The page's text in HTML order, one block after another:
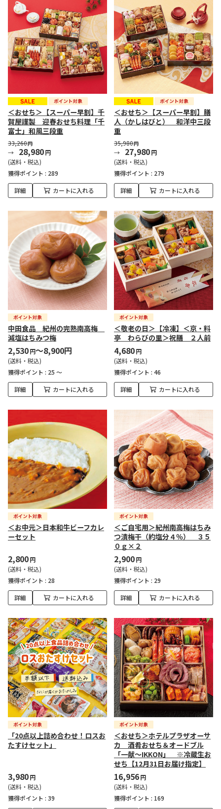
＜おせち＞【スーパー早割】千
賀屋謹製 迎春おせち料理「千
富士」和風三段重
33,260円
28,980円
(送料・税込)
獲得ポイント : 289
詳細 カートに入れる
＜おせち＞【スーパー早割】膳
人（かしはびと） 和洋中三段
重
35,980円
27,980円
(送料・税込)
獲得ポイント : 279
詳細 カートに入れる
中田食品 紀州の完熟南高梅
減塩はちみつ梅
2,530円～8,900円
(送料・税込)
獲得ポイント : 25 ～
詳細 カートに入れる
＜敬老の日＞【冷凍】＜京・料
亭 わらびの里＞祝膳 ２人前
4,680円
(送料・税込)
獲得ポイント : 46
詳細 カートに入れる
＜お中元＞日本和牛ビーフカレ
ーセット
2,800円
(送料・税込)
獲得ポイント : 28
詳細 カートに入れる
＜ご自宅用＞紀州南高梅はちみ
つ漬梅干（約塩分４％） ３５
０ｇ×２
2,900円
(送料・税込)
獲得ポイント : 29
詳細 カートに入れる
「20点以上詰め合わせ！ロスお
たすけセット」
3,980円
(送料・税込)
獲得ポイント : 39
＜おせち＞ホテルプラザオーサ
カ 酒肴おせち＆オードブル
「一献～IKKON」 ※冷蔵生お
せち【12月31日お届け指定】
16,956円
(送料・税込)
獲得ポイント : 169